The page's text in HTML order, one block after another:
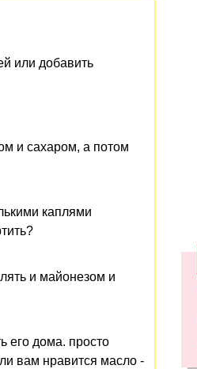
или добавить
и сахаром, а потом
каплями
и майонезом и
его дома. просто
вам нравится масло -